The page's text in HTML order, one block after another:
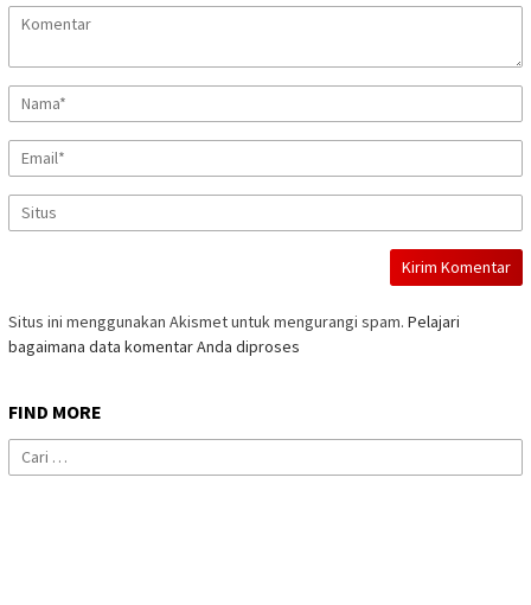
Situs ini menggunakan Akismet untuk mengurangi spam. Pelajari
bagaimana data komentar Anda diproses
FIND MORE
Cari
untuk: